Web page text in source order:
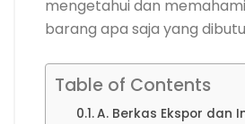
mengetahui dan
barang apa saja yang
Table of Contents
A. Berkas Ekspor dan